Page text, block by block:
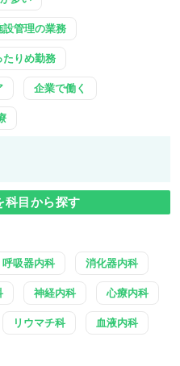
設管理の業務
たりめ勤務
企業で働く
科目から探す
呼吸器内科 消化器内科
神経内科 心療内科
リウマチ科 血液内科